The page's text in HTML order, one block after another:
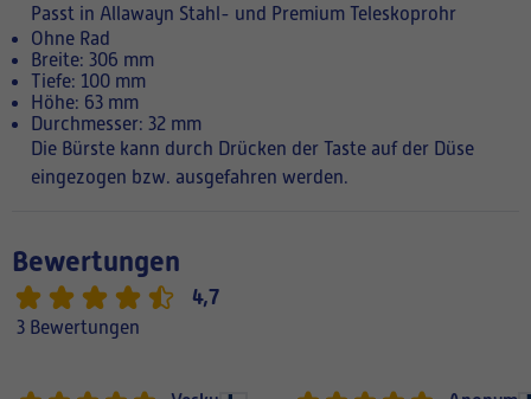
Passt in Allawayn Stahl- und Premium Teleskoprohr
Ohne Rad
Breite: 306 mm
Tiefe: 100 mm
Höhe: 63 mm
Durchmesser: 32 mm
Die Bürste kann durch Drücken der Taste auf der Düse
eingezogen bzw. ausgefahren werden.
Bewertungen
4,7
3 Bewertungen